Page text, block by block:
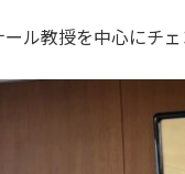
ル教授を中心にチ